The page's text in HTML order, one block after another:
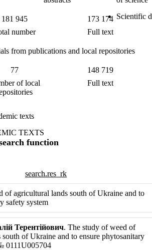
181 945
number
173 174
Full text
from publications and local repositories
77
of local
148 719
Full text
Scientific
texts
TEXTS
function
search.res_rk
of agricultural lands south of Ukraine and to
safety system
Терентійович. The study of weed of
of Ukraine and to ensure phytosanitary
0111U005704